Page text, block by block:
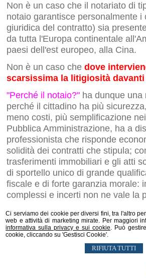
Ci serviamo dei cookie per diversi fini, tra l'altro
web e attività di marketing mirate. Per maggiori
informativa sulla privacy e sui cookie. Può
cookie, cliccando su 'Gestisci Cookie'.
RIFIUTA TUTTI
Non è un caso che il notariato di
notaio garantisce personalmente i
giuridica del contratto) sia
da tutta l'Europa continentale
paesi dell'est europeo, alla Cina.
Non è un caso chedove
scarsissima la litigiosità
"Perché il notaio?" ha dunque una
perché il cittadino ha più
meno costi, più semplificazione
Pubblica Amministrazione, ha a
professionista che risponde
solidità dei contratti che stipula;
trasferimenti immobiliari e gli atti
di sportello unico di grande
fiscale e di forte garanzia morale:
complessi e incerti non ne vale la
Studio Notarile Venezia
via XXV Aprile n. 37 -Bresso,Mi
© 2026 Copyright Notaio Stefano Venezia. Tutti i diritti
Cookie Policy-Gestisci Cookie-